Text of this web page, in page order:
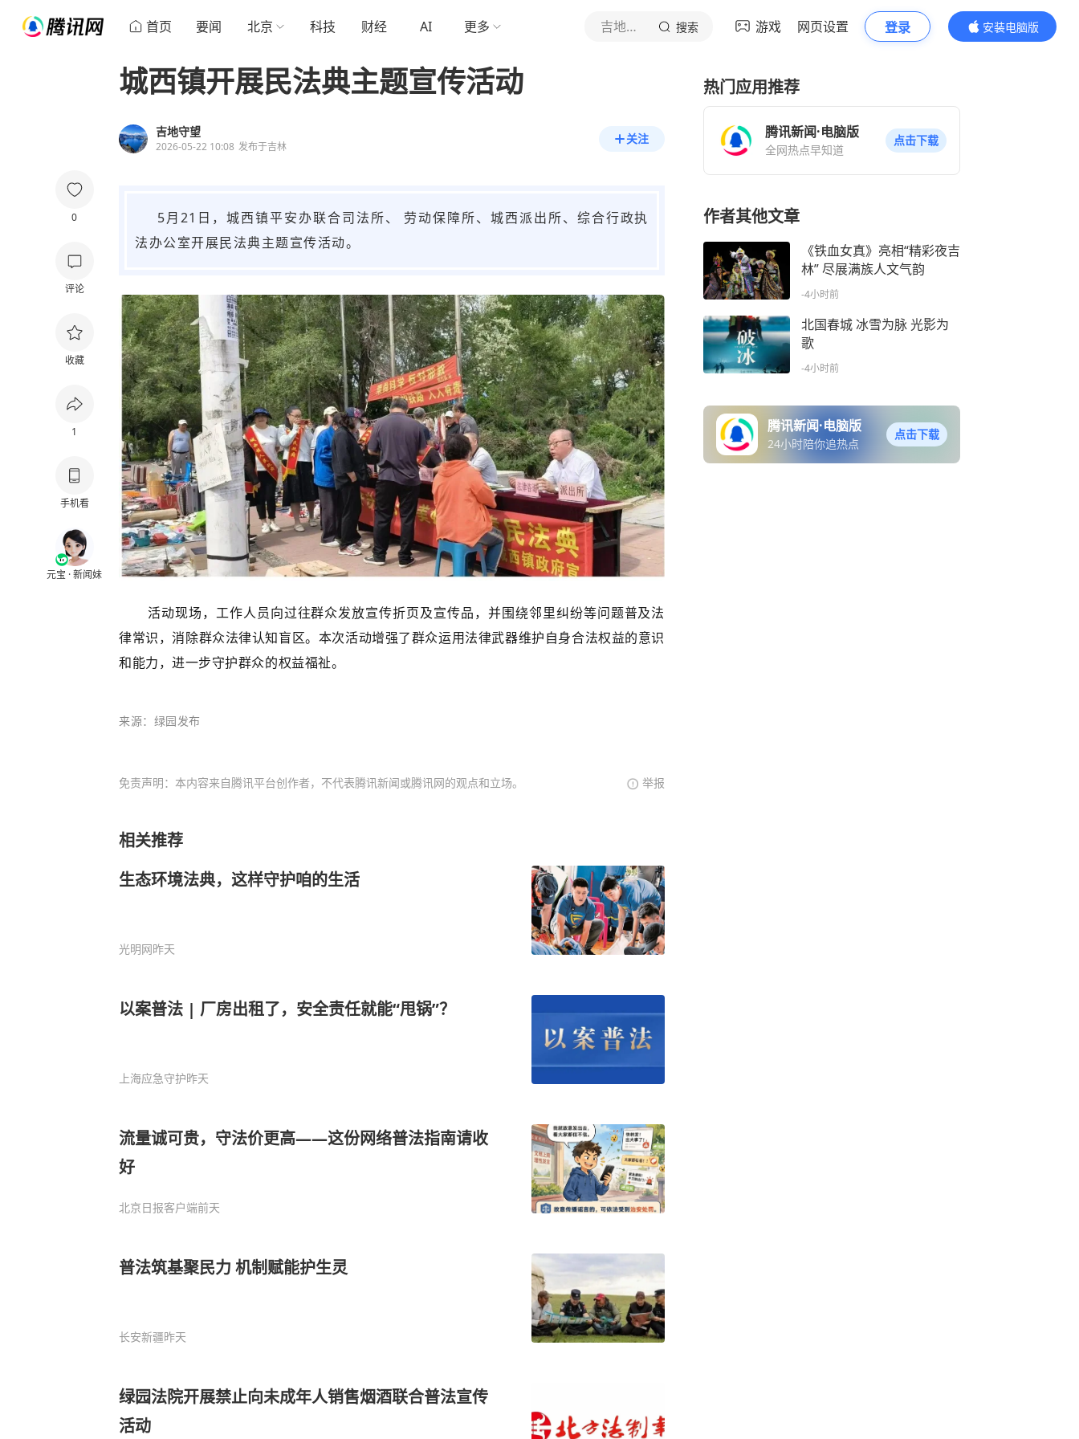
首页 要闻 北京 科技 财经 AI 更多 吉地守望 搜索 游戏 网页设置 登录
安装电脑版
内容更精彩
0
评论
收藏
1
手机看
元宝 · 新闻妹
城西镇开展民法典主题宣传活动
吉地守望
2026-05-22 10:08 发布于吉林
关注
5月21日，城西镇平安办联合司法所、 劳动保障所、城西派出所、综合行政执
法办公室开展民法典主题宣传活动。
活动现场，工作人员向过往群众发放宣传折页及宣传品，并围绕邻里纠纷等问题普及法
律常识，消除群众法律认知盲区。本次活动增强了群众运用法律武器维护自身合法权益的意识
和能力，进一步守护群众的权益福祉。
来源：绿园发布
免责声明：本内容来自腾讯平台创作者，不代表腾讯新闻或腾讯网的观点和立场。 举报
相关推荐
生态环境法典，这样守护咱的生活
光明网昨天
以案普法 | 厂房出租了，安全责任就能“甩锅”？
上海应急守护昨天
流量诚可贵，守法价更高——这份网络普法指南请收
好
北京日报客户端前天
普法筑基聚民力 机制赋能护生灵
长安新疆昨天
绿园法院开展禁止向未成年人销售烟酒联合普法宣传
活动
热门应用推荐
腾讯新闻·电脑版
全网热点早知道
点击下载
作者其他文章
《铁血女真》亮相“精彩夜吉
林” 尽展满族人文气韵
-4小时前
北国春城 冰雪为脉 光影为
歌
-4小时前
腾讯新闻·电脑版
24小时陪你追热点
点击下载